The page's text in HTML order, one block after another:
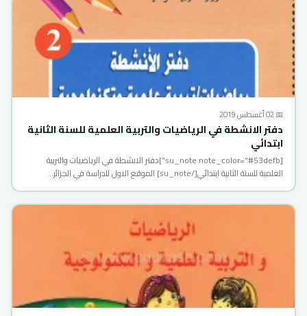
📅 02 أغسطس 2019
دفتر الانشطة في الرياضيات والتربية العلمية للسنة الثانية
ابتدائي
[su_note note_color=”#53defb”]دفتر الانشطة في الرياضيات والتربية
العلمية للسنة الثانية ابتدائي[/su_note] الموقع الاول للدراسة في الجزائر…